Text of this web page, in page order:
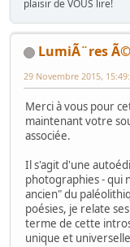
plaisir de VOUS lire!
LumiÃ¨res
29 Novembre 2015,
Merci à vous pour
maintenant votre
associée.
Il s'agit d'une
photographies - qui
ancien" du
poésies, je relate
terme de cette
unique et